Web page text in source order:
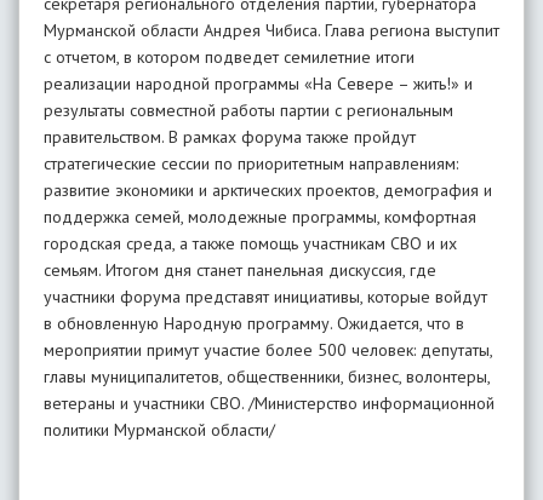
Мурманской области Андрея Чибиса. Глава региона выступит
с отчетом, в котором подведет семилетние итоги
реализации народной программы «На Севере – жить!» и
результаты совместной работы партии с региональным
правительством. В рамках форума также пройдут
стратегические сессии по приоритетным направлениям:
развитие экономики и арктических проектов, демография и
поддержка семей, молодежные программы, комфортная
городская среда, а также помощь участникам СВО и их
семьям. Итогом дня станет панельная дискуссия, где
участники форума представят инициативы, которые войдут
в обновленную Народную программу. Ожидается, что в
мероприятии примут участие более 500 человек: депутаты,
главы муниципалитетов, общественники, бизнес, волонтеры,
ветераны и участники СВО. /Министерство информационной
политики Мурманской области/